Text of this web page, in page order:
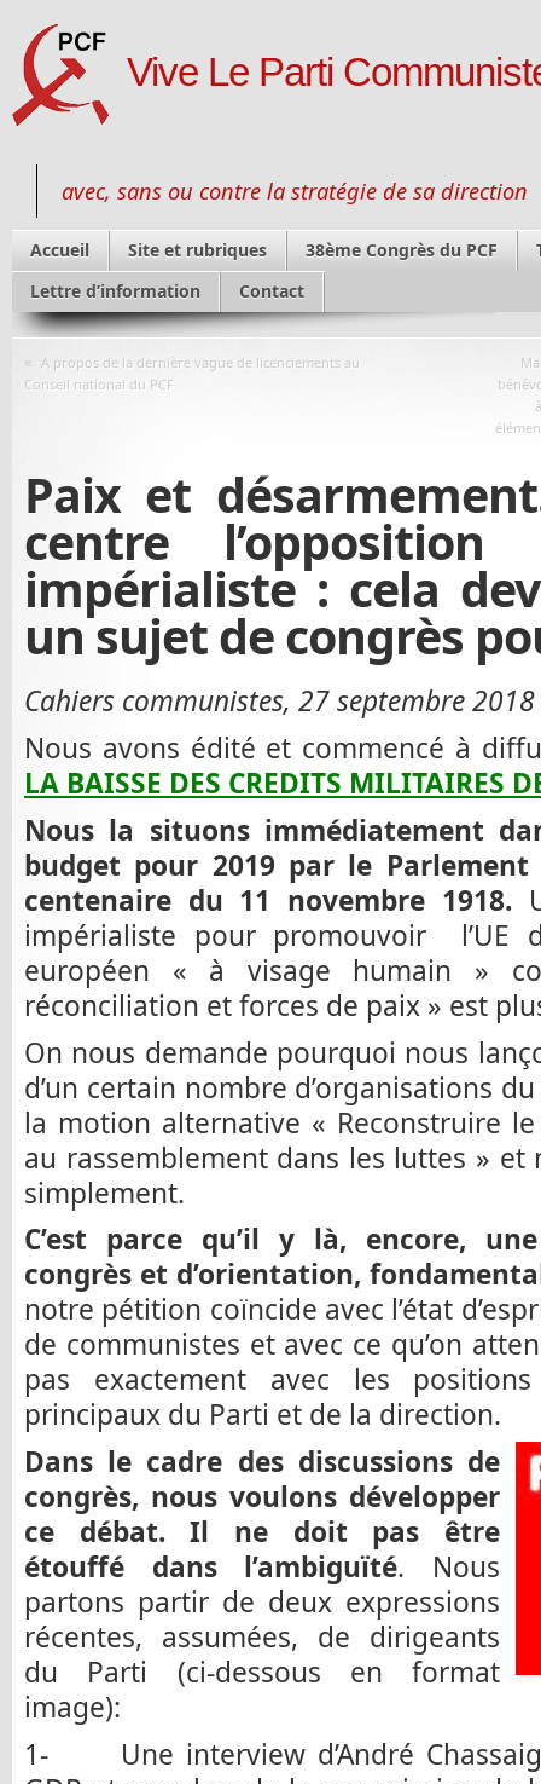
Vive Le Parti
avec, sans ou contre la stratégie de sa direction
Accueil Site et rubriques 38ème Congrès du PCF
Lettre d’information
Contact
« A propos de la dernière vague de licenciements au
Conseil national du PCF
Paix et
centre
impérialiste : cela
un sujet de congrès
Cahiers communistes, 27 septembre 2018
Nous avons édité et commencé à
LA BAISSE DES CREDITS MILITAIRES
Nous la situons immédiatement
budget pour 2019 par le
centenaire du 11 novembre 1918.
impérialiste pour promouvoir l’UE
européen « à visage humain »
réconciliation et forces de paix » est
On nous demande pourquoi nous
d’un certain nombre d’organisations
la motion alternative « Reconstruire
au rassemblement dans les luttes »
simplement.
C’est parce qu’il y là, encore,
congrès et d’orientation,
notre pétition coïncide avec l’état
de communistes et avec ce qu’on
pas exactement avec les
principaux du Parti et de la direction.
Dans le cadre des discussions de
congrès, nous voulons développer
ce débat. Il ne doit pas être
étouffé dans l’ambiguïté. Nous
partons partir de deux expressions
récentes, assumées, de dirigeants
du Parti (ci-dessous en format
image):
1- Une interview d’André